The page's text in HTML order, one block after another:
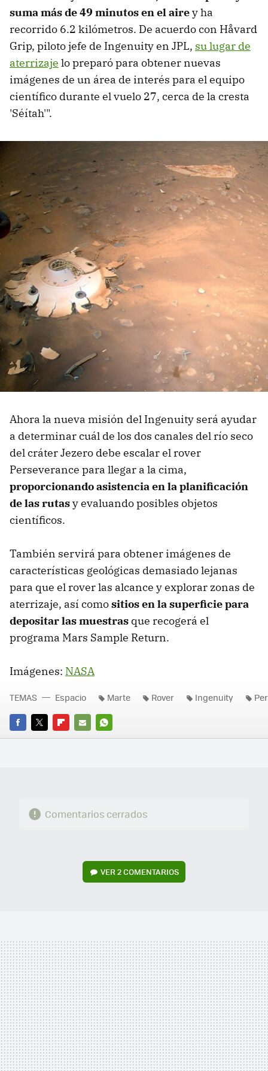
suma más de 49 minutos en el airey ha
recorrido 6.2 kilómetros. De acuerdo con Håvard
Grip, piloto jefe de Ingenuity en JPL, su lugar de
aterrizaje lo preparó para obtener nuevas
imágenes de un área de interés para el equipo
científico durante el vuelo 27, cerca de la cresta
'Séítah'".
Ahora la nueva misión del Ingenuity será ayudar
a determinar cuál de los dos canales del río seco
del cráter Jezero debe escalar el rover
Perseverance para llegar a la cima,
proporcionando asistencia en la planificación
de las rutasy evaluando posibles objetos
científicos.
También servirá para obtener imágenes de
características geológicas demasiado lejanas
para que el rover las alcance y explorar zonas de
aterrizaje, así comositios en la superficie para
depositar las muestras que recogerá el
programa Mars Sample Return.
Imágenes: NASA
FACEBOOK
TWITTERFLIPBOARD
E-
WHATSAPP
TEMAS Espacio Marte Rover Ingenuity
Comentarios cerrados
VER2 COMENTARIOS